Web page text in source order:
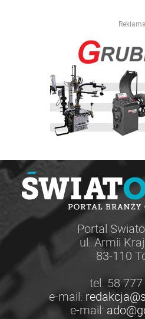
Reklama
Portal
ul. Armii
83-110
tel. 58
e-mail:
e-mail: